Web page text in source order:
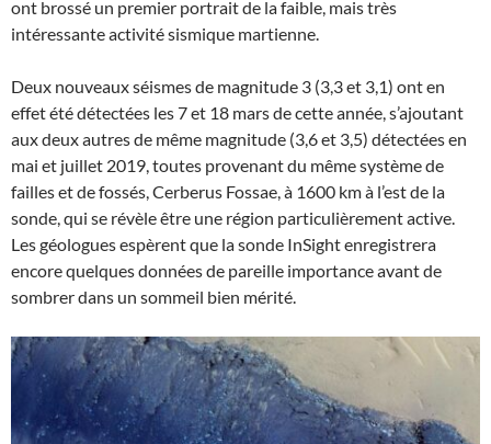
ont brossé un premier portrait de la faible, mais très
intéressante activité sismique martienne.
Deux nouveaux séismes de magnitude 3 (3,3 et 3,1) ont en
effet été détectées les 7 et 18 mars de cette année, s’ajoutant
aux deux autres de même magnitude (3,6 et 3,5) détectées en
mai et juillet 2019, toutes provenant du même système de
failles et de fossés, Cerberus Fossae, à 1600 km à l’est de la
sonde, qui se révèle être une région particulièrement active.
Les géologues espèrent que la sonde InSight enregistrera
encore quelques données de pareille importance avant de
sombrer dans un sommeil bien mérité.